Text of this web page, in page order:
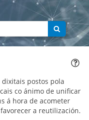
Buscar
lupa
dixitais postos pola
co ánimo de unificar
á hora de acometer
a reutilización.